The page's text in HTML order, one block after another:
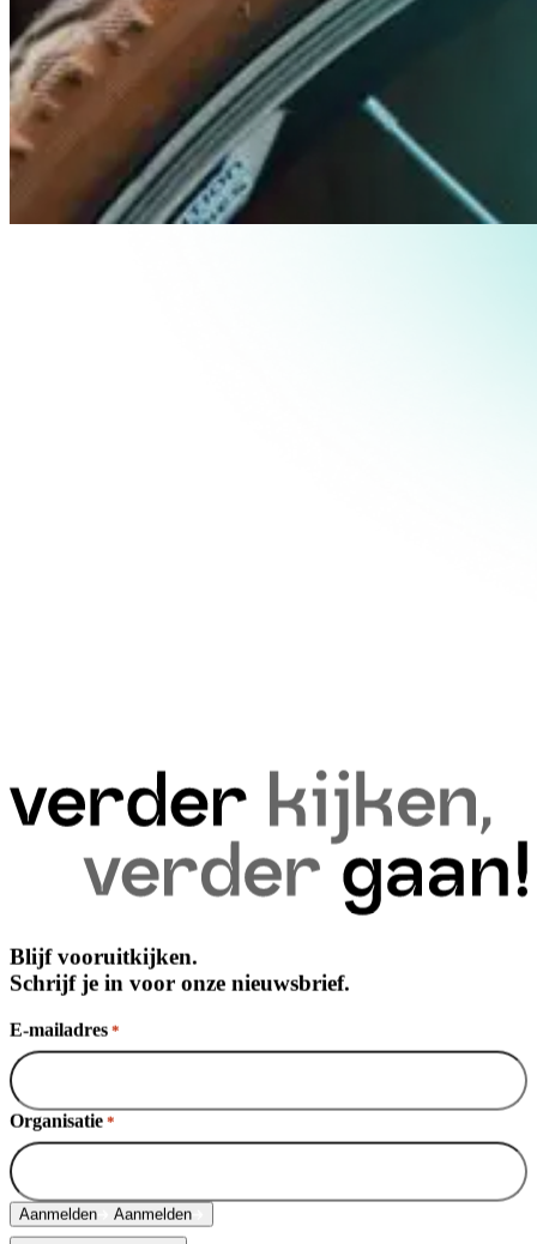
Blijf vooruitkijken.
Schrijf je in voor onze nieuwsbrief.
E-mailadres *
Organisatie *
Aanmelden Aanmelden